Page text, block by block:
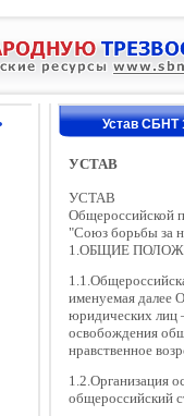
Устав СБНТ
УСТАВ
УСТАВ
Общероссийской
"Союз борьбы за
1.ОБЩИЕ
именуемая далее
юридических лиц
освобождения
нравственное
1.2.Организация
общероссийский